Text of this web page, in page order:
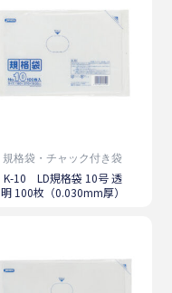
規格袋・チャック付き袋
K-10 LD規格袋 10号 透
明 100枚（0.030mm厚）